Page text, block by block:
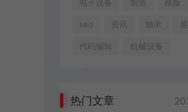
电子设备 制造 模板
seo 资讯 轴承
代码编辑 机械设备
热门文章